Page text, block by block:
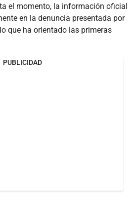
el momento, la información oficial
en la denuncia presentada por
que ha orientado las primeras
PUBLICIDAD